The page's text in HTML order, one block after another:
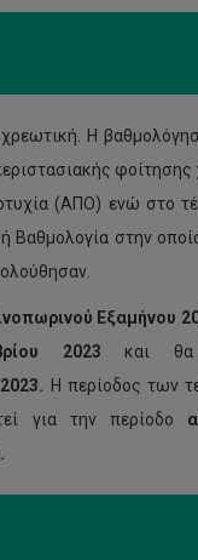
Η
φοίτησης
(ΑΠΟ) ενώ στο
Βαθμολογία στην
Εξαμήνου
2023 και
Η περίοδος των
για την περίοδο